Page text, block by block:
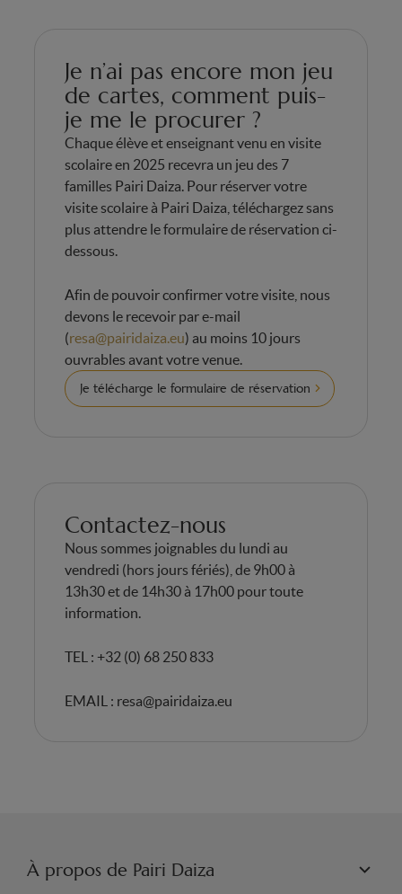
Je n’ai pas encore mon jeu
de cartes, comment puis-
je me le procurer ?
Chaque élève et enseignant venu en visite
scolaire en 2025 recevra un jeu des 7
familles Pairi Daiza. Pour réserver votre
visite scolaire à Pairi Daiza, téléchargez sans
plus attendre le formulaire de réservation ci-
dessous.
Afin de pouvoir confirmer votre visite, nous
devons le recevoir par e-mail
(resa@pairidaiza.eu) au moins 10 jours
ouvrables avant votre venue.
Je télécharge le formulaire de réservation
Contactez-nous
Nous sommes joignables du lundi au
vendredi (hors jours fériés), de 9h00 à
13h30 et de 14h30 à 17h00 pour toute
information.
TEL : +32 (0) 68 250 833
EMAIL : resa@pairidaiza.eu
À propos de Pairi Daiza